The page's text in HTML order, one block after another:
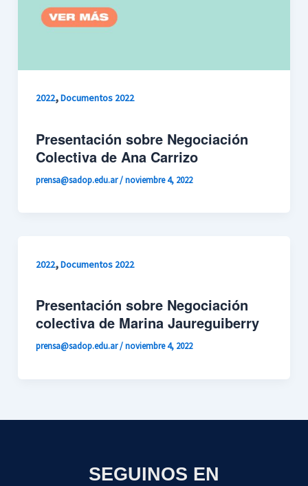
2022,Documentos 2022
Presentación sobre Negociación
Colectiva de Ana Carrizo
prensa@sadop.edu.ar/noviembre 4, 2022
2022,Documentos 2022
Presentación sobre Negociación
colectiva de Marina Jaureguiberry
prensa@sadop.edu.ar/noviembre 4, 2022
SEGUINOS EN